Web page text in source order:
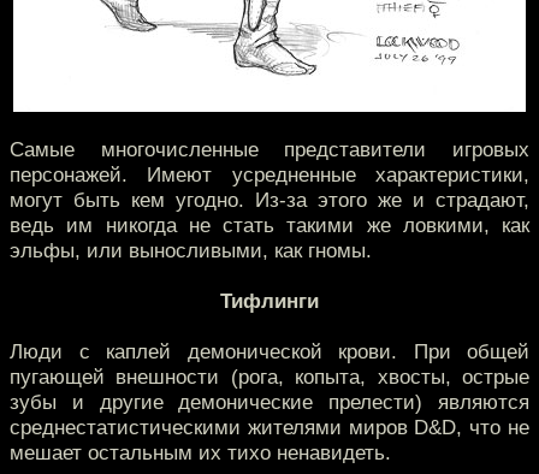
Самые многочисленные представители игровых
персонажей. Имеют усредненные характеристики,
могут быть кем угодно. Из-за этого же и страдают,
ведь им никогда не стать такими же ловкими, как
эльфы, или выносливыми, как гномы.
Тифлинги
Люди с каплей демонической крови. При общей
пугающей внешности (рога, копыта, хвосты, острые
зубы и другие демонические прелести) являются
среднестатистическими жителями миров D&D, что не
мешает остальным их тихо ненавидеть.